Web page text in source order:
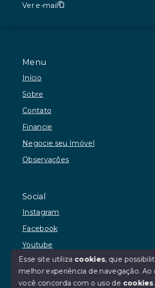
Menu
Início
Sobre
Contato
Financie
Negocie seu Imóvel
Observações
Social
Instagram
Facebook
Youtube
© Copyright 2026 - RR Andrade Imóveis
Ver e-mail
Olá! Estamos disponíveis
Esse site utiliza cookies, que
melhor experiência de navegação.Ao
você concorda com o uso de cookies.